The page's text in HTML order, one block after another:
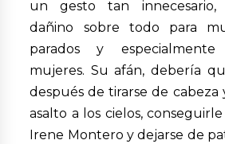
un gesto tan innecesario,
dañino sobre todo para
parados y
mujeres. Su afán, debería
después de tirarse de cabeza
asalto a los cielos, conseguirle
Irene Montero y dejarse de